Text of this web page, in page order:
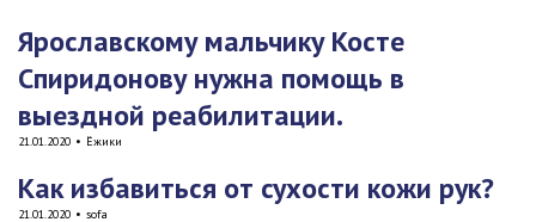
Ярославскому мальчику Косте
Спиридонову нужна помощь в
выездной реабилитации.
21.01.2020 • Ёжики
Как избавиться от сухости кожи рук?
21.01.2020 • sofa